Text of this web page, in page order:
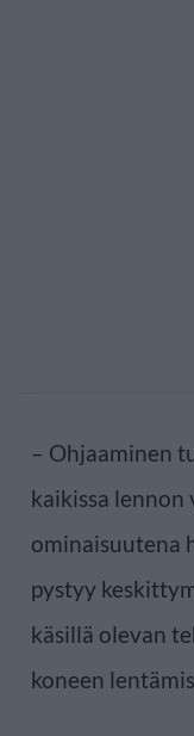
– Ohjaaminen
kaikissa lennon
ominaisuutena
pystyy
käsillä olevan
koneen